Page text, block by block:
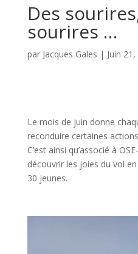
Des
sourires …
par Jacques Gales | Juin
Le mois de juin donne
reconduire certaines
C’est ainsi qu’associé à
découvrir les joies du vol
30 jeunes.